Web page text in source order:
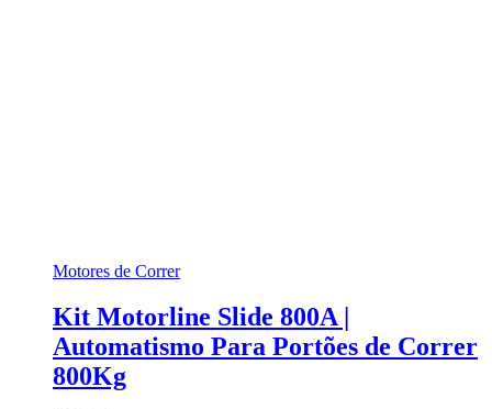
Motores de Correr
Kit Motorline Slide 800A |
Automatismo Para Portões de Correr
800Kg